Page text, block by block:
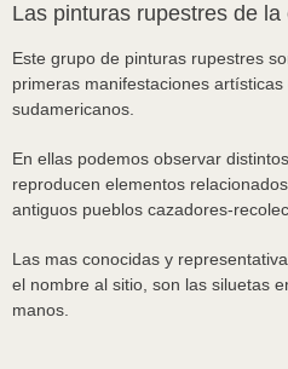
Las pinturas rupestres de
Este grupo de pinturas rupestres
primeras manifestaciones
sudamericanos.
En ellas podemos observar
reproducen elementos
antiguos pueblos cazadores-
Las mas conocidas y
el nombre al sitio, son las siluetas
manos.